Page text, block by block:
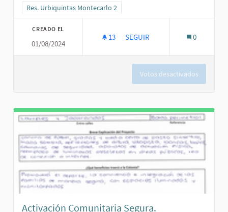
Resultados al filtrar por el ámbito: Res. Urbiquintas Montecarlo 2
Res. Urbiquintas Montecarlo 2
CREADO EL
01/08/2024
13 13 SEGUIDORAS
SEGUIR 0
Votos desactivados
Activación Comunitaria Segura.